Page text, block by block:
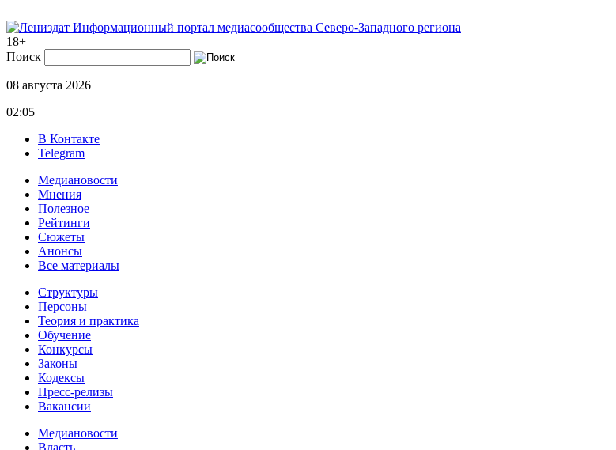
Информационный портал медиасообщества Северо-Западного региона
18+
Поиск
08 августа 2026
02:05
В Контакте
Telegram
Медиановости
Мнения
Полезное
Рейтинги
Сюжеты
Анонсы
Все материалы
Структуры
Персоны
Теория и практика
Обучение
Конкурсы
Законы
Кодексы
Пресс-релизы
Вакансии
Медиановости
Власть